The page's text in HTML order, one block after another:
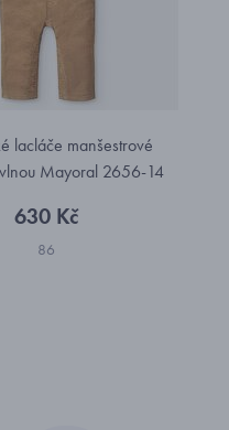
lacláče manšestrové
Mayoral 2656-14
630 Kč
86